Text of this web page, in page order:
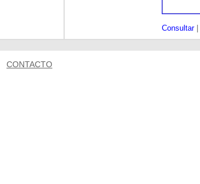
Consultar|
CONTACTO